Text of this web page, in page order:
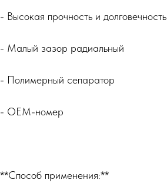
- Высокая прочность и долговечность
- Малый зазор радиальный
- Полимерный сепаратор
- OEM-номер
**Способ применения:**